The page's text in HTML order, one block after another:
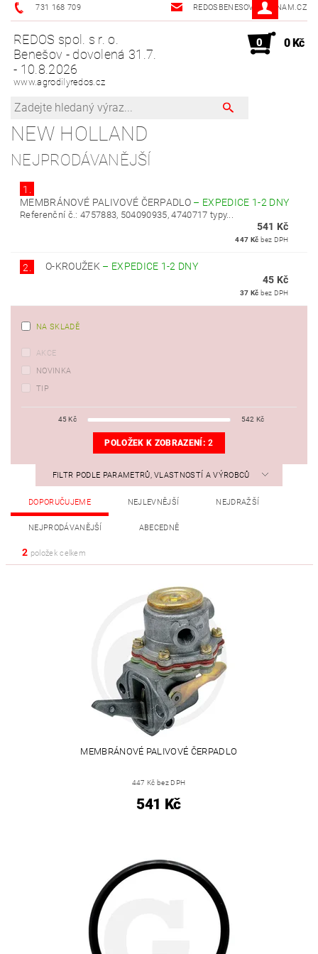
731 168 709 REDOSBENESOV@SEZNAM.CZ
REDOS spol. s r. o.
Benešov - dovolená 31.7.
- 10.8.2026
www.agrodilyredos.cz
0 0 Kč
NEW HOLLAND
NEJPRODÁVANĚJŠÍ
1.
MEMBRÁNOVÉ PALIVOVÉ ČERPADLO – EXPEDICE 1-2 DNY
Referenční č.: 4757883, 504090935, 4740717 typy...
541 Kč
447 Kč bez DPH
2. O-KROUŽEK – EXPEDICE 1-2 DNY
45 Kč
37 Kč bez DPH
NA SKLADĚ
AKCE
NOVINKA
TIP
45Kč 542 Kč
POLOŽEK K ZOBRAZENÍ:2
FILTR PODLE PARAMETRŮ, VLASTNOSTÍ A VÝROBCŮ
DOPORUČUJEME NEJLEVNĚJŠÍ NEJDRAŽŠÍ
NEJPRODÁVANĚJŠÍ ABECEDNĚ
2 položek celkem
MEMBRÁNOVÉ PALIVOVÉ ČERPADLO
447 Kč bez DPH
541 Kč